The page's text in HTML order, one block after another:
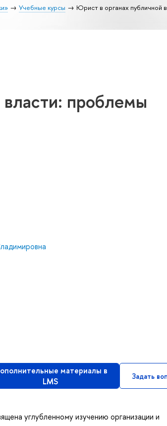
Учебные курсы
Юрист в органах публичной
проблемы
материалы в
LMS
Задать
углубленному изучению организации и